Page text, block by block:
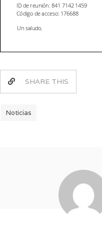
SHARE THIS
Noticias